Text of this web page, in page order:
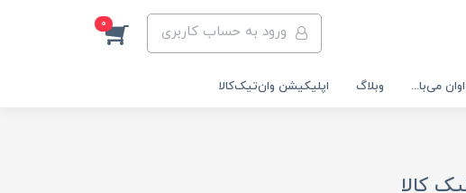
ورود به حساب کاربری 0
می‌با... وبلاگ اپلیکیشن وان‌تیک‌کالا‌
کالا